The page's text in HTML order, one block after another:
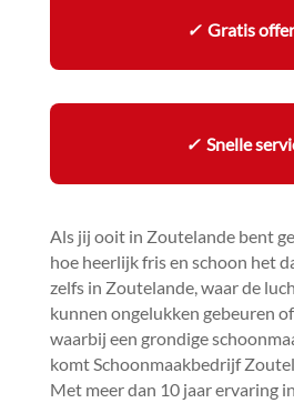
✓Gratis
✓Snelle
Als jij ooit in Zoutelande bent
hoe heerlijk fris en schoon het
zelfs in Zoutelande, waar de
kunnen ongelukken gebeuren
waarbij een grondige
komt Schoonmaakbedrijf
Met meer dan 10 jaar ervaring